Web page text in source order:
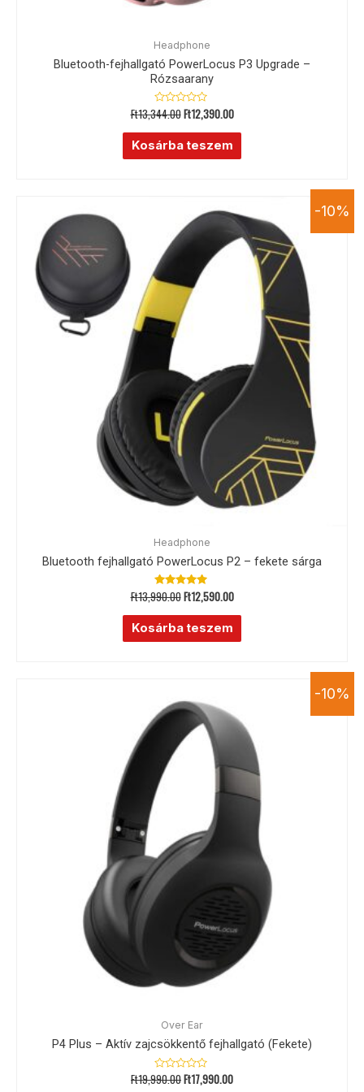
Headphone
Bluetooth-fejhallgató PowerLocus P3 Upgrade –
Rózsaarany
Értékelés:
0
/
5
Ft13,344.00Ft12,390.00
Kosárba teszem
-10%
Headphone
Bluetooth fejhallgató PowerLocus P2 – fekete sárga
Értékelés:
4.95
/ 5
Ft13,990.00Ft12,590.00
Kosárba teszem
-10%
Over Ear
P4 Plus – Aktív zajcsökkentő fejhallgató (Fekete)
Értékelés:
0
Ft19,990.00Ft17,990.00